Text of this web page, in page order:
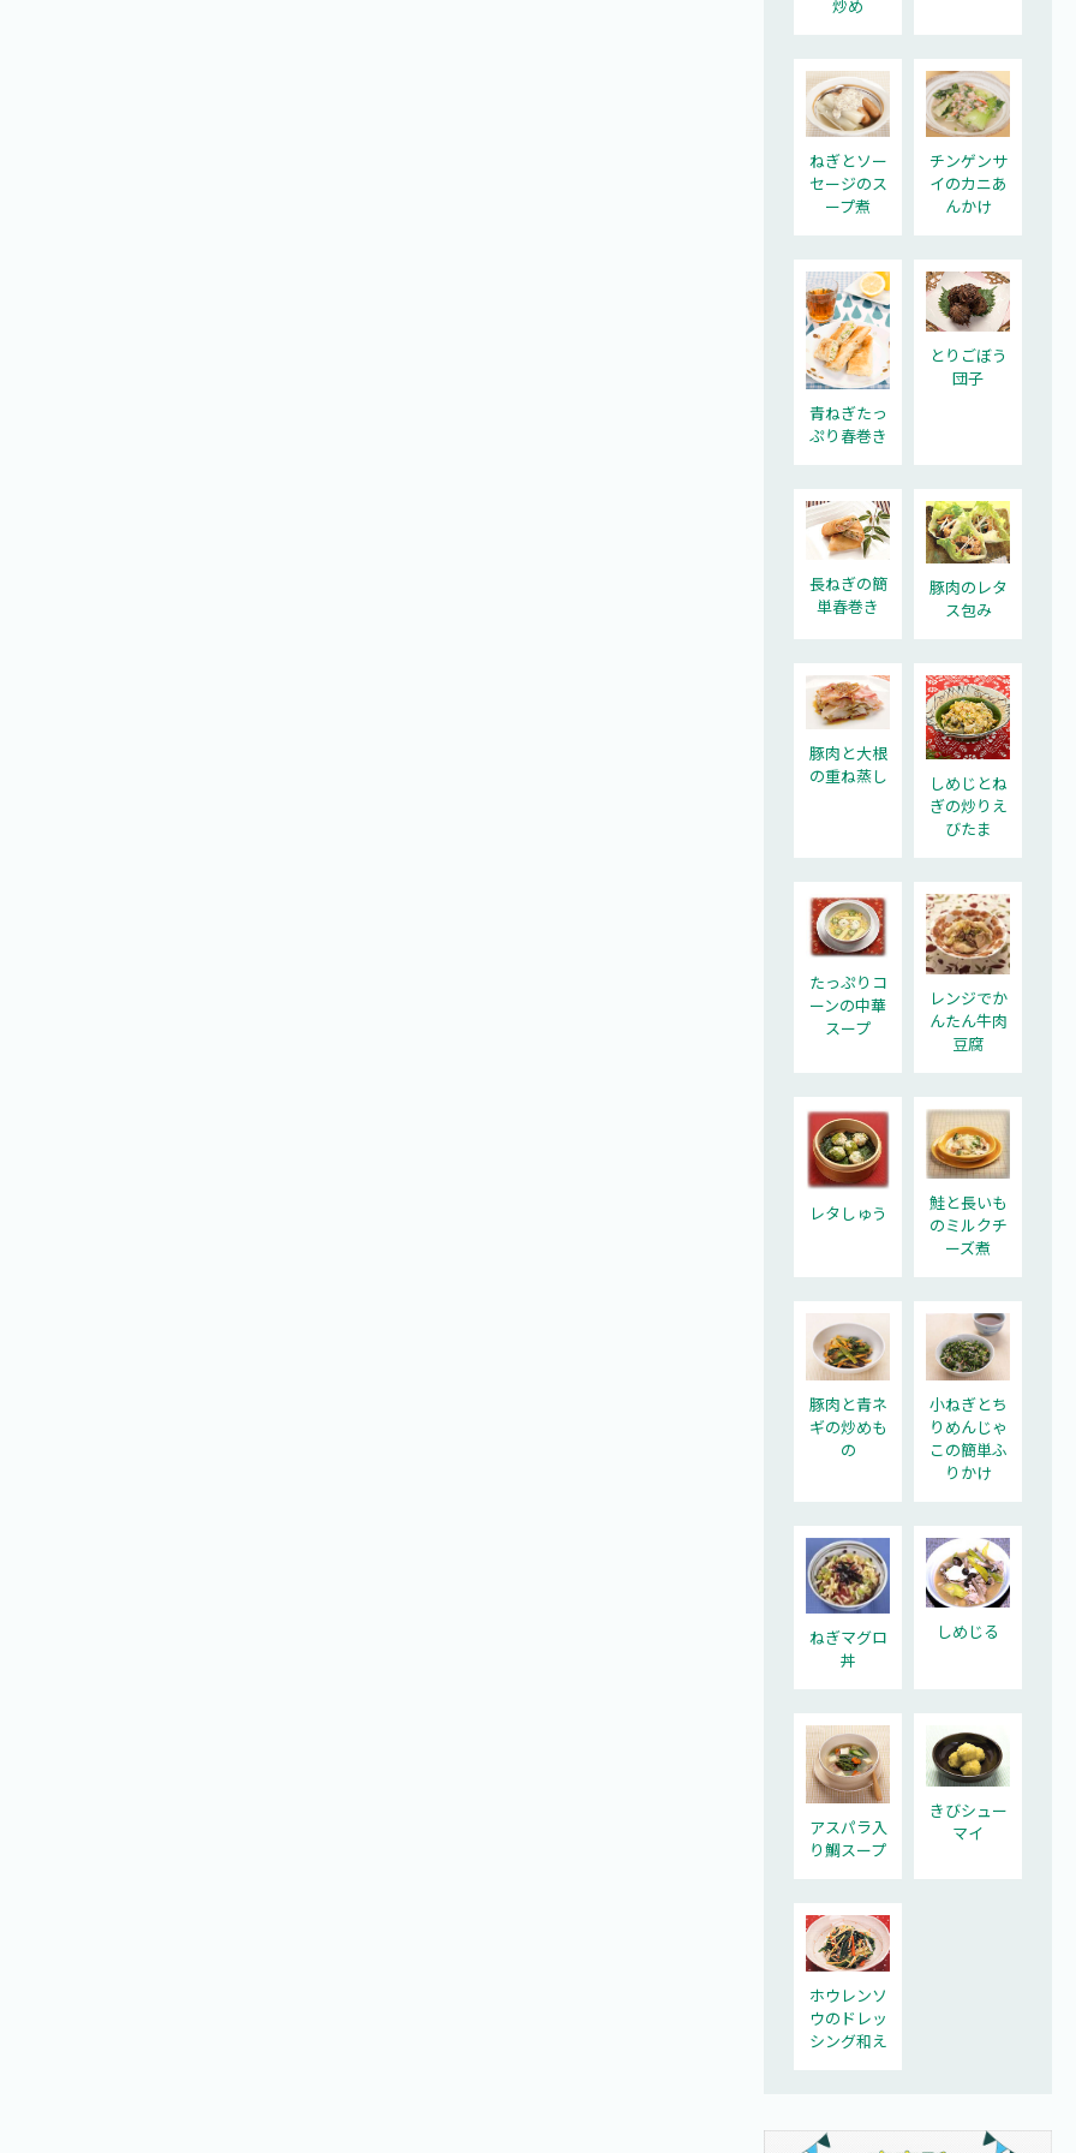
炒め
ねぎとソー
セージのス
ープ煮
チンゲンサ
イのカニあ
んかけ
青ねぎたっ
ぷり春巻き
とりごぼう
団子
長ねぎの簡
単春巻き
豚肉のレタ
ス包み
豚肉と大根
の重ね蒸し
しめじとね
ぎの炒りえ
びたま
たっぷりコ
ーンの中華
スープ
レンジでか
んたん牛肉
豆腐
レタしゅう
鮭と長いも
のミルクチ
ーズ煮
豚肉と青ネ
ギの炒めも
の
小ねぎとち
りめんじゃ
この簡単ふ
りかけ
ねぎマグロ
丼
しめじる
アスパラ入
り鯛スープ
きびシュー
マイ
ホウレンソ
ウのドレッ
シング和え